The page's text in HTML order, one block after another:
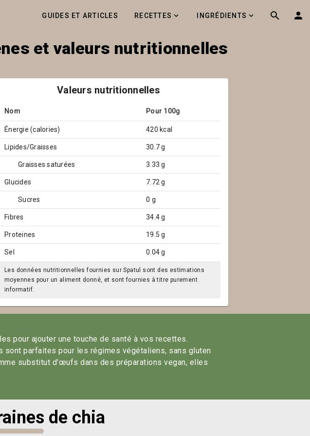
GUIDES ET ARTICLES RECETTES INGRÉDIENTS
et valeurs nutritionnelles
Valeurs nutritionnelles
Nom Pour 100g
Énergie (calories) 420 kcal
Lipides/Graisses 30.7 g
Graisses saturées 3.33 g
Glucides 7.72 g
Sucres 0 g
Fibres 34.4 g
Proteines 19.5 g
Sel 0.04 g
Les données nutritionnelles fournies sur Spatul sont des estimations
moyennes pour un aliment donné, et sont fournies à titre purement
informatif.
pour ajouter une touche de santé à vos recettes.
parfaites pour les régimes végétaliens, sans gluten
substitut d'œufs dans des préparations vegan, elles
de chia